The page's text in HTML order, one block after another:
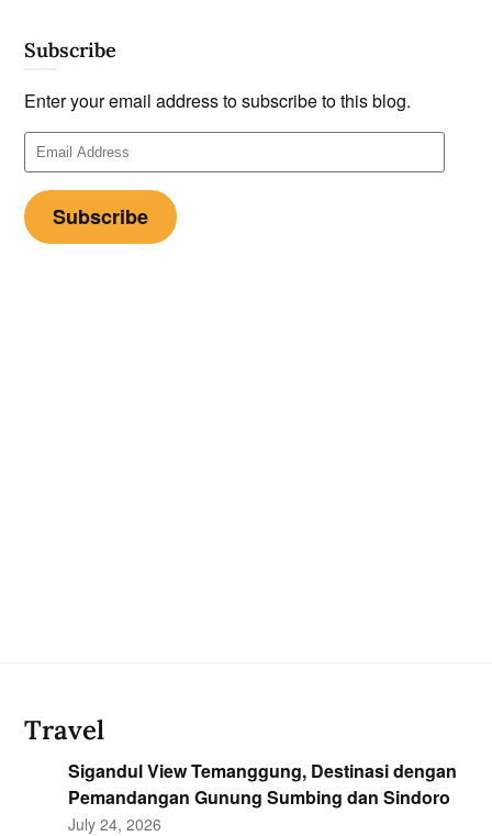
Subscribe
Enter your email address to subscribe to this blog.
Email
Address
Subscribe
Travel
Sigandul View Temanggung, Destinasi dengan
Pemandangan Gunung Sumbing dan Sindoro
July 24, 2026